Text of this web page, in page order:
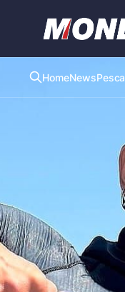
HomeNewsPesca